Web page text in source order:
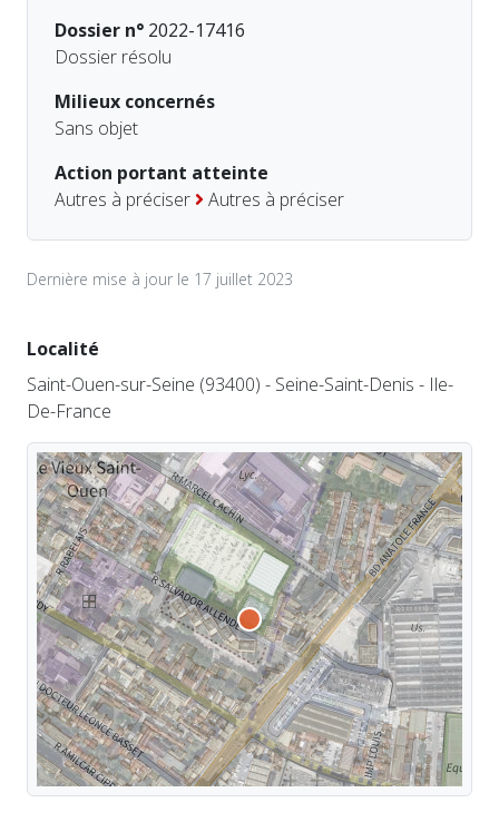
Dossier n° 2022-17416
Dossier résolu
Milieux concernés
Sans objet
Action portant atteinte
Autres à préciser
Autres à préciser
Dernière mise à jour le 17 juillet 2023
Localité
Saint-Ouen-sur-Seine (93400) - Seine-Saint-Denis - Ile-
De-France